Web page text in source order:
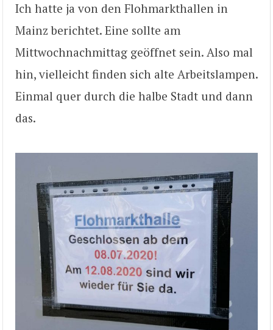
Ich hatte ja von den Flohmarkthallen in
Mainz berichtet. Eine sollte am
Mittwochnachmittag geöffnet sein. Also mal
hin, vielleicht finden sich alte Arbeitslampen.
Einmal quer durch die halbe Stadt und dann
das.